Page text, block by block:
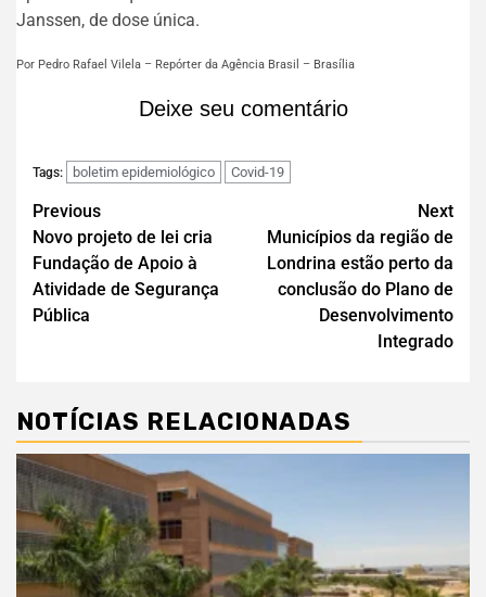
Janssen, de dose única.
Por Pedro Rafael Vilela – Repórter da Agência Brasil – Brasília
Deixe seu comentário
Tags: boletim epidemiológico Covid-19
Previous
Novo projeto de lei cria
Fundação de Apoio à
Atividade de Segurança
Pública
Next
Municípios da região de
Londrina estão perto da
conclusão do Plano de
Desenvolvimento
Integrado
NOTÍCIAS RELACIONADAS